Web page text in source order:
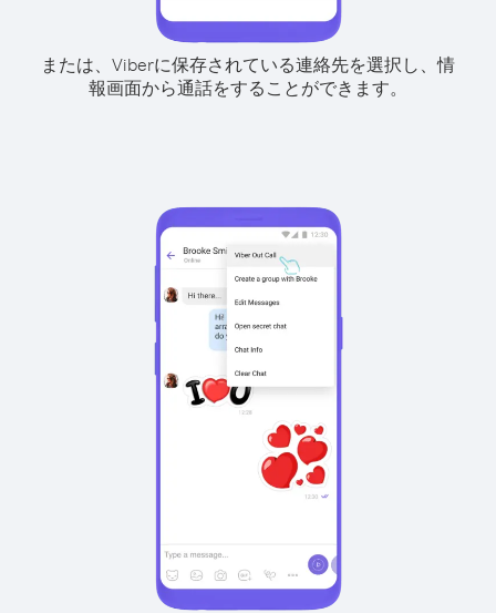
または、Viberに保存されている連絡先を選択し、情
報画面から通話をすることができます。